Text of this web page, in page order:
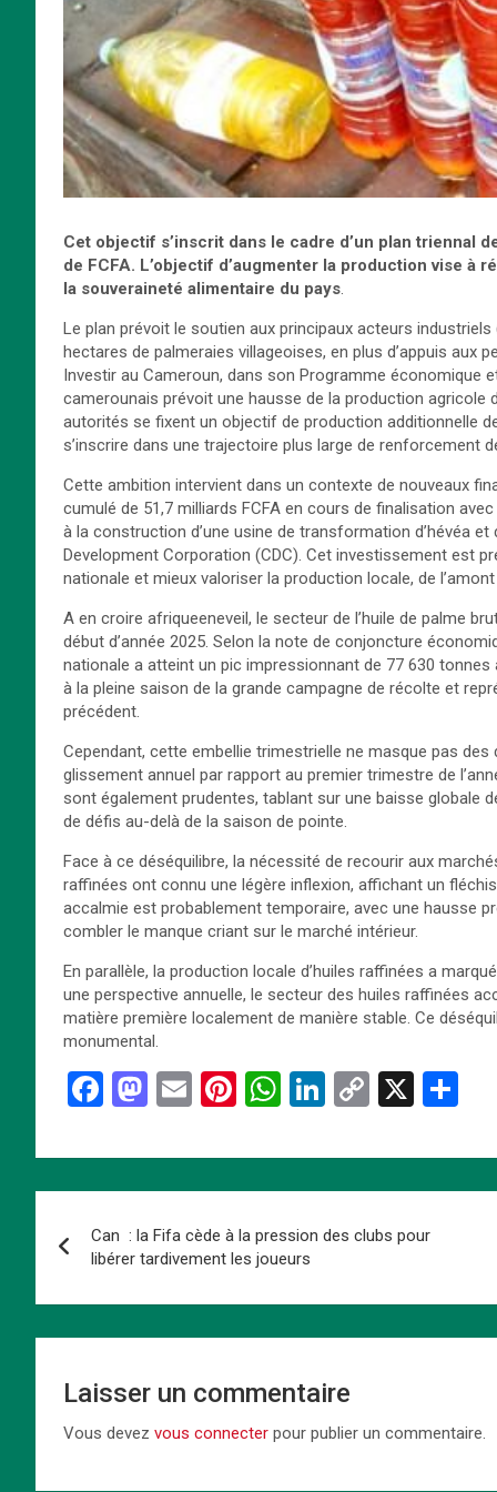
Cet objectif s’inscrit dans le cadre d’un plan triennal
de FCFA. L’objectif d’augmenter la production vise
la souveraineté alimentaire du pays.
Le plan prévoit le soutien aux principaux acteurs
hectares de palmeraies villageoises, en plus d’appuis
Investir au Cameroun, dans son Programme économique
camerounais prévoit une hausse de la production agricole
autorités se fixent un objectif de production additionnelle
s’inscrire dans une trajectoire plus large de renforcement
Cette ambition intervient dans un contexte de nouveaux
cumulé de 51,7 milliards FCFA en cours de finalisation
à la construction d’une usine de transformation d’hévéa et
Development Corporation (CDC). Cet investissement est
nationale et mieux valoriser la production locale, de
A en croire afriqueeneveil, le secteur de l’huile de palme
début d’année 2025. Selon la note de conjoncture
nationale a atteint un pic impressionnant de 77 630
à la pleine saison de la grande campagne de récolte et
précédent.
Cependant, cette embellie trimestrielle ne masque pas des
glissement annuel par rapport au premier trimestre de
sont également prudentes, tablant sur une baisse globale
de défis au-delà de la saison de pointe.
Face à ce déséquilibre, la nécessité de recourir aux
raffinées ont connu une légère inflexion, affichant un
accalmie est probablement temporaire, avec une hausse
combler le manque criant sur le marché intérieur.
En parallèle, la production locale d’huiles raffinées a
une perspective annuelle, le secteur des huiles raffinées
matière première localement de manière stable. Ce
monumental.
F
ce
b
o
o
k
M
st
o
d
o
n
E
ail
Pi
er
es
t
W
at
s
A
p
p
Li
ke
dI
n
C
py
Li
n
X
ta
g
de
l’article
Can : la Fifa cède à la pression des clubs pour
libérer tardivement les joueurs
Laisser un commentaire
Vous devez vous connecter pour publier un commentaire.